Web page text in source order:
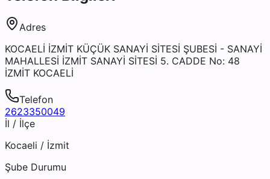
Adres
KOCAELİ İZMİT KÜÇÜK SANAYİ SİTESİ ŞUBESİ - SANAYİ
MAHALLESİ İZMİT SANAYİ SİTESİ 5. CADDE No: 48
İZMİT KOCAELİ
Telefon
2623350049
İl / İlçe
Kocaeli / İzmit
Şube Durumu